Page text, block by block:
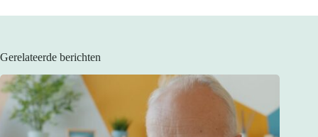
Gerelateerde berichten